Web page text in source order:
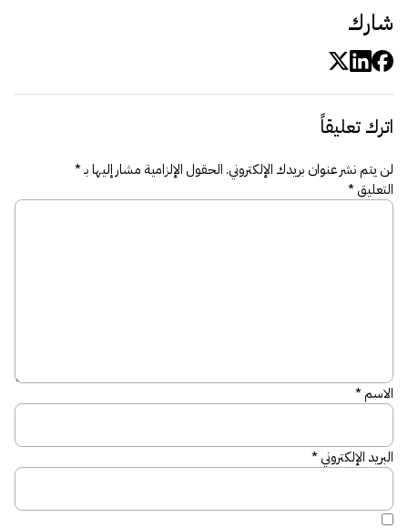
شارك
اترك تعليقاً
لن يتم نشر عنوان بريدك الإلكتروني.الحقول الإلزامية مشار إليها بـ*
التعليق*
الاسم*
البريد الإلكتروني*